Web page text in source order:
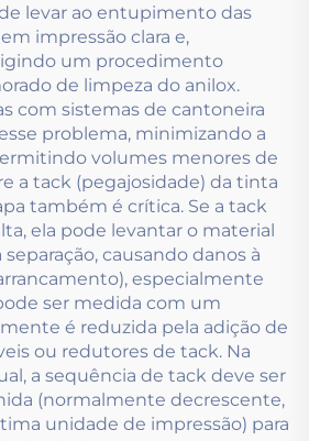
levar ao entupimento das
impressão clara e,
um procedimento
de limpeza do anilox.
com sistemas de cantoneira
problema, minimizando a
volumes menores de
a tack (pegajosidade) da tinta
também é crítica. Se a tack
ela pode levantar o material
causando danos à
especialmente
ser medida com um
é reduzida pela adição de
ou redutores de tack. Na
a sequência de tack deve ser
(normalmente decrescente,
unidade de impressão) para